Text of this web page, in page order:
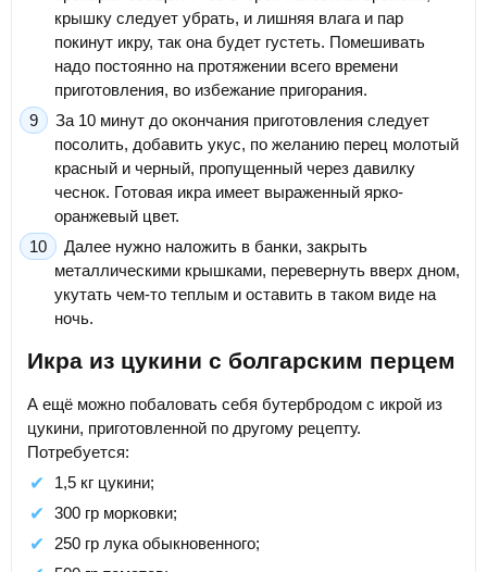
крышку следует убрать, и лишняя влага и пар
покинут икру, так она будет густеть. Помешивать
надо постоянно на протяжении всего времени
приготовления, во избежание пригорания.
За 10 минут до окончания приготовления следует
посолить, добавить укус, по желанию перец молотый
красный и черный, пропущенный через давилку
чеснок. Готовая икра имеет выраженный ярко-
оранжевый цвет.
Далее нужно наложить в банки, закрыть
металлическими крышками, перевернуть вверх дном,
укутать чем-то теплым и оставить в таком виде на
ночь.
Икра из цукини с болгарским перцем
А ещё можно побаловать себя бутербродом с икрой из
цукини, приготовленной по другому рецепту.
Потребуется:
1,5 кг цукини;
300 гр морковки;
250 гр лука обыкновенного;